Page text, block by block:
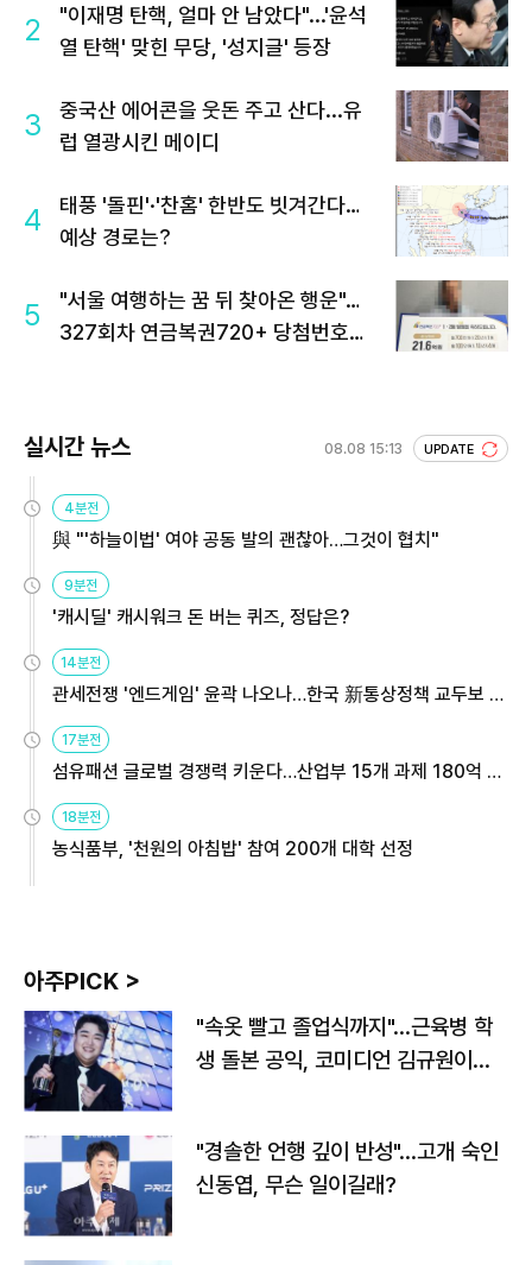
2
"이재명 탄핵, 얼마 안 남았다"...'윤석
열 탄핵' 맞힌 무당, '성지글' 등장
3
중국산 에어콘을 웃돈 주고 산다...유
럽 열광시킨 메이디
4
태풍 '돌핀'·'찬홈' 한반도 빗겨간다…
예상 경로는?
5
"서울 여행하는 꿈 뒤 찾아온 행운"…
327회차 연금복권720+ 당첨번호조
실시간 뉴스 08.08 15:13 UPDATE
4분전
與 "'하늘이법' 여야 공동 발의 괜찮아…그것이 협치"
9분전
'캐시딜' 캐시워크 돈 버는 퀴즈, 정답은?
14분전
관세전쟁 '엔드게임' 윤곽 나오나…한국 新통상정책 교두보 활
용해야
17분전
섬유패션 글로벌 경쟁력 키운다…산업부 15개 과제 180억 지
원
18분전
농식품부, '천원의 아침밥' 참여 200개 대학 선정
아주PICK >
"속옷 빨고 졸업식까지"…근육병 학
생 돌본 공익, 코미디언 김규원이었
"경솔한 언행 깊이 반성"…고개 숙인
신동엽, 무슨 일이길래?